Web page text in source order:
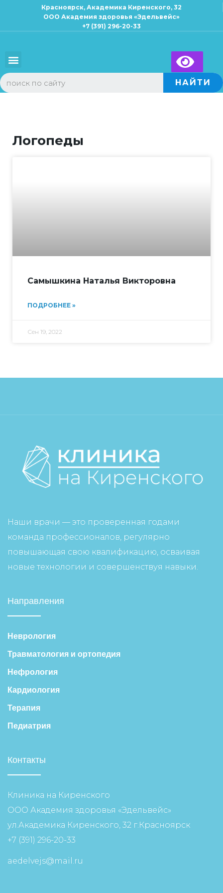
Красноярск, Академика Киренского, 32
ООО Академия здоровья «Эдельвейс»
+7 (391) 296-20-33
НАЙТИ
Логопеды
Самышкина Наталья Викторовна
ПОДРОБНЕЕ »
Сен 19, 2022
Наши врачи — это проверенная годами
команда профессионалов, регулярно
повышающая свою квалификацию, осваивая
новые технологии и совершенствуя навыки.
Направления
Неврология
Травматология и ортопедия
Нефрология
Кардиология
Терапия
Педиатрия
Контакты
Клиника на Киренского
ООО Академия здоровья «Эдельвейс»
ул.Академика Киренского, 32 г.Красноярск
+7 (391) 296-20-33
aedelvejs@mail.ru
Запись к специалисту ×